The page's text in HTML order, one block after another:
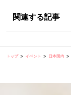
関連する記事
トップ イベント 日本国内